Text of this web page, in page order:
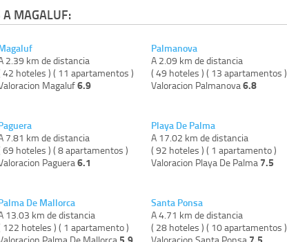
A MAGALUF:
2.39 km de distancia
42 hoteles ) ( 11 apartamentos )
Magaluf6.9
7.81 km de distancia
69 hoteles ) ( 8 apartamentos )
Paguera 6.1
De Mallorca
13.03 km de distancia
122 hoteles ) ( 1 apartamento )
Palma De Mallorca
Palmanova
A 2.09 km de distancia
( 49 hoteles ) ( 13 apartamentos )
Valoracion Palmanova6.8
Playa De Palma
A 17.02 km de distancia
( 92 hoteles ) ( 1 apartamento )
Valoracion Playa De Palma 7.5
Santa Ponsa
A 4.71 km de distancia
( 28 hoteles ) ( 10 apartamentos )
Valoracion Santa Ponsa